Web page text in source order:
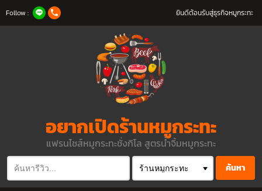
Follow : ยินดีต้อนรับสู่ธุรกิจหมูกระทะ
อยากเปิดร้านหมูกระทะ
แฟรนไชส์หมูกระทะชั่งกิโล สูตรน้ำจิ้มหมูกระทะ
ค้นหา